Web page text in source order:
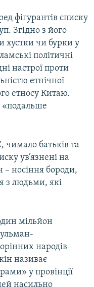
фігурантів списку
Згідно з його
хустки чи бурки у
політичні
настрої проти
етнічної
етносу Китаю.
чимало батьків та
ув’язнені на
– носіння бороди,
з людьми, які
мільйон
народів
називає
у провінції
насильно